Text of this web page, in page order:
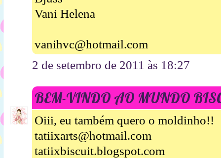
Vani Helena
vanihvc@hotmail.com
2 de setembro de 2011 às 18:27
BEM-VINDO AO MUNDO
Oiii, eu também quero o moldinho!!
tatiixarts@hotmail.com
tatiixbiscuit.blogspot.com